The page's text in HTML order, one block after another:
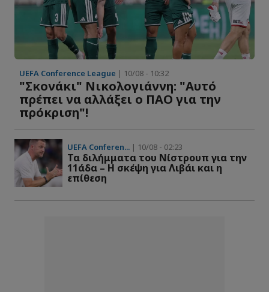
UEFA Conference League | 10/08 - 10:32
"Σκονάκι" Νικολογιάννη: "Αυτό
πρέπει να αλλάξει ο ΠΑΟ για την
πρόκριση"!
UEFA Conferen... | 10/08 - 02:23
Τα διλήμματα του Νίστρουπ για την
11άδα – Η σκέψη για Λιβάι και η
επίθεση